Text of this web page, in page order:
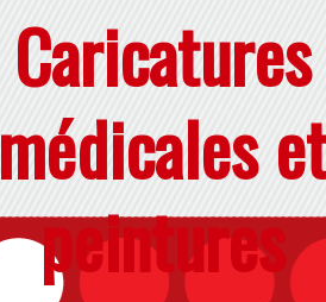
Caricatures
médicales
peintures